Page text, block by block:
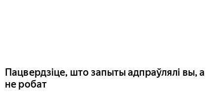
Пацвердзіце, што запыты адпраўлялі вы, а
не робат